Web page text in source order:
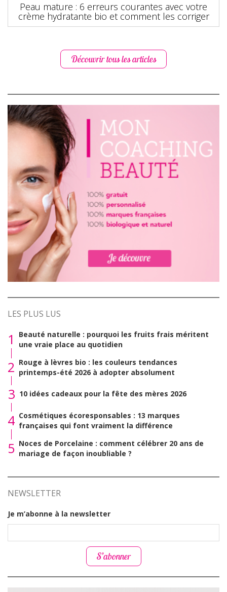
Peau mature : 6 erreurs courantes avec votre
crème hydratante bio et comment les corriger
Découvrir tous les articles
LES PLUS LUS
1
Beauté naturelle : pourquoi les fruits frais méritent
une vraie place au quotidien
2 Rouge à lèvres bio : les couleurs tendances
printemps-été 2026 à adopter absolument
3 10 idées cadeaux pour la fête des mères 2026
4 Cosmétiques écoresponsables : 13 marques
françaises qui font vraiment la différence
5 Noces de Porcelaine : comment célébrer 20 ans de
mariage de façon inoubliable ?
NEWSLETTER
Je m’abonne à la newsletter
S’abonner